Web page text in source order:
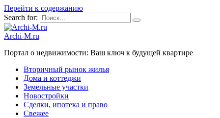
Перейти к содержанию
Search for:
Archi-M.ru
Портал о недвижимости: Ваш ключ к будущей квартире
Вторичный рынок жилья
Дома и коттеджи
Земельные участки
Новостройки
Сделки, ипотека и право
Свежее